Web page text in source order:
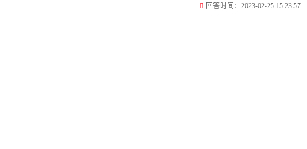
回答时间：2023-02-25 15:23:57